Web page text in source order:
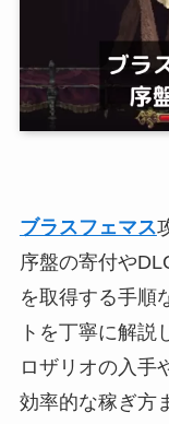
ブラスフェマス
序盤の寄付や
を取得する手順
トを丁寧に解説
ロザリオの入手
効率的な稼ぎ方